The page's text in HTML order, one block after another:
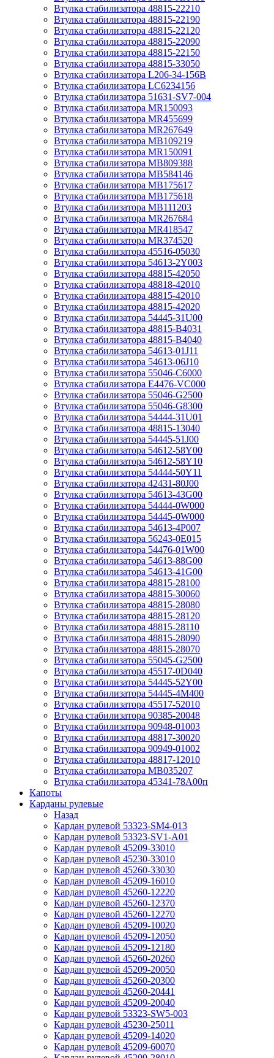
Втулка стабилизатора 48815-22210
Втулка стабилизатора 48815-22190
Втулка стабилизатора 48815-22120
Втулка стабилизатора 48815-22090
Втулка стабилизатора 48815-22150
Втулка стабилизатора 48815-33050
Втулка стабилизатора L206-34-156B
Втулка стабилизатора LC6234156
Втулка стабилизатора 51631-SV7-004
Втулка стабилизатора MR150093
Втулка стабилизатора MR455699
Втулка стабилизатора MR267649
Втулка стабилизатора MB109219
Втулка стабилизатора MR150091
Втулка стабилизатора MB809388
Втулка стабилизатора MB584146
Втулка стабилизатора MB175617
Втулка стабилизатора MB175618
Втулка стабилизатора MB111203
Втулка стабилизатора MR267684
Втулка стабилизатора MR418547
Втулка стабилизатора MR374520
Втулка стабилизатора 45516-05030
Втулка стабилизатора 54613-2Y003
Втулка стабилизатора 48815-42050
Втулка стабилизатора 48818-42010
Втулка стабилизатора 48815-42010
Втулка стабилизатора 48815-42020
Втулка стабилизатора 54445-31U00
Втулка стабилизатора 48815-B4031
Втулка стабилизатора 48815-B4040
Втулка стабилизатора 54613-01J11
Втулка стабилизатора 54613-06J10
Втулка стабилизатора 55046-C6000
Втулка стабилизатора E4476-VC000
Втулка стабилизатора 55046-G2500
Втулка стабилизатора 55046-G8300
Втулка стабилизатора 54444-31U01
Втулка стабилизатора 48815-13040
Втулка стабилизатора 54445-51J00
Втулка стабилизатора 54612-58Y00
Втулка стабилизатора 54612-58Y10
Втулка стабилизатора 54444-50Y11
Втулка стабилизатора 42431-80J00
Втулка стабилизатора 54613-43G00
Втулка стабилизатора 54444-0W000
Втулка стабилизатора 54445-0W000
Втулка стабилизатора 54613-4P007
Втулка стабилизатора 56243-0E015
Втулка стабилизатора 54476-01W00
Втулка стабилизатора 54613-88G00
Втулка стабилизатора 54613-41G00
Втулка стабилизатора 48815-28100
Втулка стабилизатора 48815-30060
Втулка стабилизатора 48815-28080
Втулка стабилизатора 48815-28120
Втулка стабилизатора 48815-28110
Втулка стабилизатора 48815-28090
Втулка стабилизатора 48815-28070
Втулка стабилизатора 55045-G2500
Втулка стабилизатора 45517-0D040
Втулка стабилизатора 54445-52Y00
Втулка стабилизатора 54445-4M400
Втулка стабилизатора 45517-52010
Втулка стабилизатора 90385-20048
Втулка стабилизатора 90948-01003
Втулка стабилизатора 48817-30020
Втулка стабилизатора 90949-01002
Втулка стабилизатора 48817-12010
Втулка стабилизатора MB035207
Втулка стабилизатора 45341-78A00п
Капоты
Карданы рулевые
Назад
Кардан рулевой 53323-SM4-013
Кардан рулевой 53323-SV1-A01
Кардан рулевой 45209-33010
Кардан рулевой 45230-33010
Кардан рулевой 45260-33030
Кардан рулевой 45209-16010
Кардан рулевой 45260-12220
Кардан рулевой 45260-12370
Кардан рулевой 45260-12270
Кардан рулевой 45209-10020
Кардан рулевой 45209-12050
Кардан рулевой 45209-12180
Кардан рулевой 45260-20260
Кардан рулевой 45209-20050
Кардан рулевой 45260-20300
Кардан рулевой 45260-20441
Кардан рулевой 45209-20040
Кардан рулевой 53323-SW5-003
Кардан рулевой 45230-25011
Кардан рулевой 45209-14020
Кардан рулевой 45209-60070